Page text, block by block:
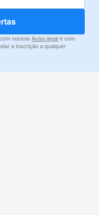
nossos Aviso legale com
a inscrição a qualquer